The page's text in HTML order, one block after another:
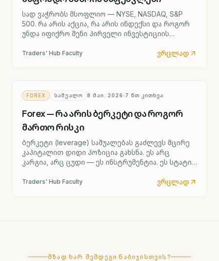
სად ვაჭრობს მსოფლიო — NYSE, NASDAQ, S&P
500. რა არის აქცია, რა არის ინდექსი და როგორ
უნდა იფიქრო შენი პირველი ინვესტიციის
Traders' Hub Faculty ვრცლად
$€
FOREX ᲡᲐᲨᲣᲐᲚᲝ 8 ᲛᲐᲘ. 2026 7 ᲬᲗ ᲙᲘᲗᲮᲕᲐ
Forex — რა არის ბერკეტი და როგორ
მართო რისკი
ბერკეტი (leverage) საშუალებას გაძლევს მცირე
კაპიტალით დიდი პოზიცია გახსნა. ეს არც
კარგია, არც ცუდი — ეს ინსტრუმენტია. ეს სტატია
Traders' Hub Faculty ვრცლად
ᲛᲖᲐᲓ ᲮᲐᲠ ᲨᲔᲛᲓᲔᲒᲘ ᲜᲐᲑᲘᲯᲘᲡᲗᲕᲘᲡ?